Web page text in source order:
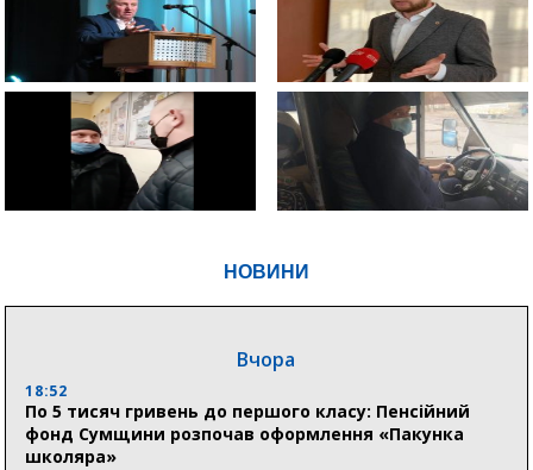
НОВИНИ
Вчора
18:52
По 5 тисяч гривень до першого класу: Пенсійний
фонд Сумщини розпочав оформлення «Пакунка
школяра»